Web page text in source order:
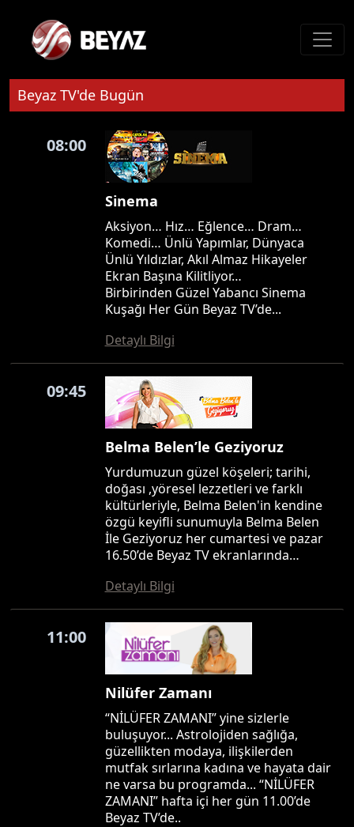
Beyaz TV'de Bugün
08:00
Sinema
Aksiyon… Hız… Eğlence… Dram…
Komedi… Ünlü Yapımlar, Dünyaca
Ünlü Yıldızlar, Akıl Almaz Hikayeler
Ekran Başına Kilitliyor…
Birbirinden Güzel Yabancı Sinema
Kuşağı Her Gün Beyaz TV’de...
Detaylı Bilgi
09:45
Belma Belen’le Geziyoruz
Yurdumuzun güzel köşeleri; tarihi,
doğası ,yöresel lezzetleri ve farklı
kültürleriyle, Belma Belen'in kendine
özgü keyifli sunumuyla Belma Belen
İle Geziyoruz her cumartesi ve pazar
16.50’de Beyaz TV ekranlarında…
Detaylı Bilgi
11:00
Nilüfer Zamanı
“NİLÜFER ZAMANI” yine sizlerle
buluşuyor... Astrolojiden sağlığa,
güzellikten modaya, ilişkilerden
mutfak sırlarına kadına ve hayata dair
ne varsa bu programda... “NİLÜFER
ZAMANI” hafta içi her gün 11.00’de
Beyaz TV’de..